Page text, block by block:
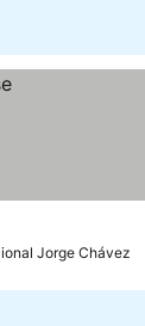
Jorge Chávez